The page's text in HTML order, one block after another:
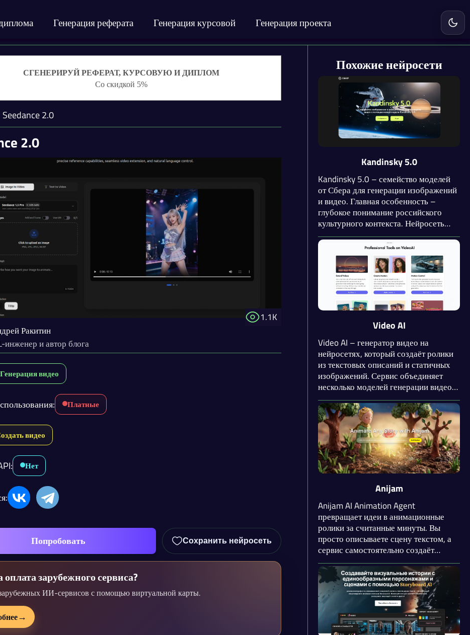
Генерация реферата Генерация курсовой Генерация проекта
СГЕНЕРИРУЙ РЕФЕРАТ, КУРСОВУЮ И ДИПЛОМ
Со скидкой 5%
Seedance 2.0
2.0
1.1K
Ракитин
инженер и автор блога
Генерация видео
Платные
видео
Нет
Попробовать Сохранить нейросеть
зарубежного сервиса?
ИИ-сервисов с помощью виртуальной карты.
→
Похожие нейросети
Kandinsky 5.0
Kandinsky 5.0 – семейство моделей
от Сбера для генерации изображений
и видео. Главная особенность –
глубокое понимание российского
культурного контекста. Нейросеть
уверенно создаёт надписи на
кириллице и латинице, а также точно
передаёт местные реалии.
Пользователи отмечают её внимание
к деталям.
Video AI
Video AI – генератор видео на
нейросетях, который создаёт ролики
из текстовых описаний и статичных
изображений. Сервис объединяет
несколько моделей генерации видео в
одном интерфейсе: Kling, Wan,
Seedance и Veo. Пользователь
выбирает модель в зависимости от
задачи и стиля, который хочет
получить.
Anijam
Anijam AI Animation Agent
превращает идеи в анимационные
ролики за считанные минуты. Вы
просто описываете сцену текстом, а
сервис самостоятельно создаёт
видео. Главное преимущество –
скорость: не нужно уметь рисовать
или монтировать. Anijam работает на
базе современных моделей ИИ,
которые анализируют описание и
создают кадры, плавно переходящие
друг в друга.